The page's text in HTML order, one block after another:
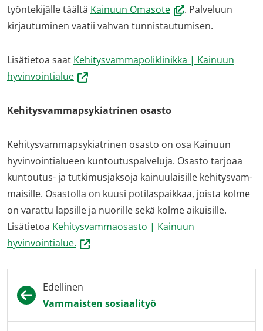
työntekijälle täältä Kainuun Omasote(avautuu
uuteen
siirryt
. Palveluun
kirjautuminen vaatii vahvan tunnistautumisen.
Lisätietoa saat Kehitysvammapoliklinikka | Kainuun
hyvinvointialue(siirryt
palveluun)
Kehitysvammapsykiatrinen osasto
Ke­hi­tys­vam­mapsykiatrinen o­sas­to on osa Kai­nuun
hyvinvointialueen kun­tou­tus­pal­ve­lu­ja. Osas­to tar­joaa
kun­tou­tus- ja tut­ki­mus­jak­so­ja kai­nuu­lai­sil­le ke­hi­tys­vam­
mai­sil­le. Osas­tol­la on kuu­si po­ti­las­paik­kaa, jois­ta kol­me
on va­rat­tu lap­sil­le ja nuo­ril­le se­kä kol­me ai­kui­sil­le.
Lisätietoa Kehitysvammaosasto | Kainuun
hyvinvointialue. (siirryt
Edellinen
Vammaisten sosiaalityö